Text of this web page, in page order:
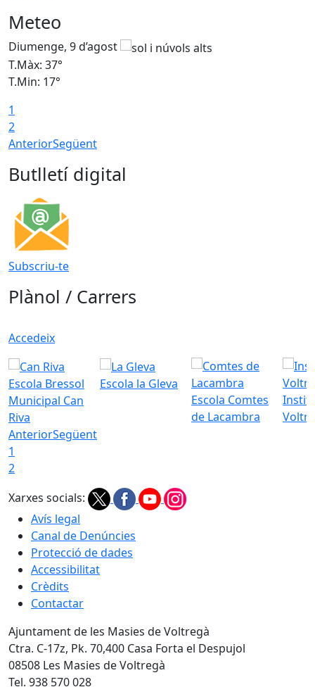
Meteo
Diumenge, 9 d’agost
T.Màx: 37°
T.Min: 17°
1
2
AnteriorSegüent
Butlletí digital
Subscriu-te
Plànol / Carrers
Accedeix
Escola Bressol
Municipal Can
Riva
Escola la Gleva
Escola Comtes
de Lacambra
AnteriorSegüent
1
2
Xarxes socials:
Avís legal
Canal de Denúncies
Protecció de dades
Accessibilitat
Crèdits
Contactar
Ajuntament de les Masies de Voltregà
Ctra. C-17z, Pk. 70,400 Casa Forta el Despujol
08508 Les Masies de Voltregà
Tel. 938 570 028